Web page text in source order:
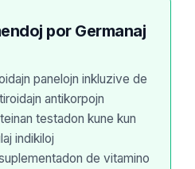
por Germanaj
panelojn inkluzive de
antikorpojn
testadon kune kun
indikiloj
de vitamino